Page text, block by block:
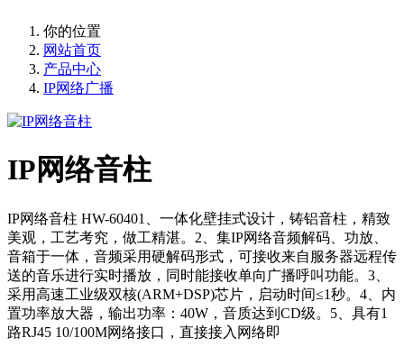
你的位置
网站首页
产品中心
IP网络广播
IP网络音柱
IP网络音柱 HW-60401、一体化壁挂式设计，铸铝音柱，精致
美观，工艺考究，做工精湛。2、集IP网络音频解码、功放、
音箱于一体，音频采用硬解码形式，可接收来自服务器远程传
送的音乐进行实时播放，同时能接收单向广播呼叫功能。3、
采用高速工业级双核(ARM+DSP)芯片，启动时间≤1秒。4、内
置功率放大器，输出功率：40W，音质达到CD级。5、具有1
路RJ45 10/100M网络接口，直接接入网络即